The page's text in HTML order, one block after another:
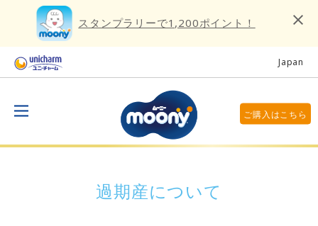
スタンプラリーで1,200ポイント！
Japan
ご購入はこちら
過期産について